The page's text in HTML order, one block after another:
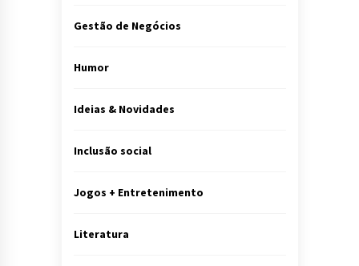
Gestão de Negócios
Humor
Ideias & Novidades
Inclusão social
Jogos + Entretenimento
Literatura